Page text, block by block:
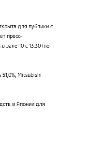
для публики с
пресс-
зале 10 с 13:30 (по
Mitsubishi
в Японии для